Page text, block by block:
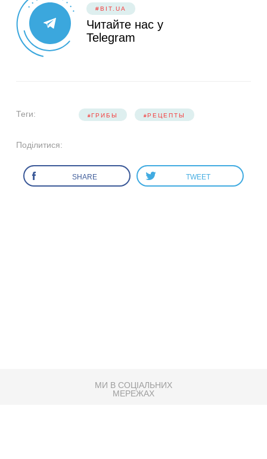
#BIT.UA
Читайте нас у
Telegram
Теги: ГРИБЫ РЕЦЕПТЫ
Поділитися:
SHARE TWEET
МИ В СОЦІАЛЬНИХ
МЕРЕЖАХ